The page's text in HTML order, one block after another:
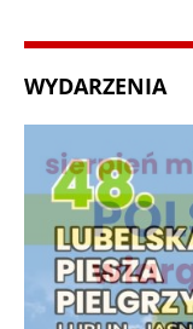
WYDARZENIA